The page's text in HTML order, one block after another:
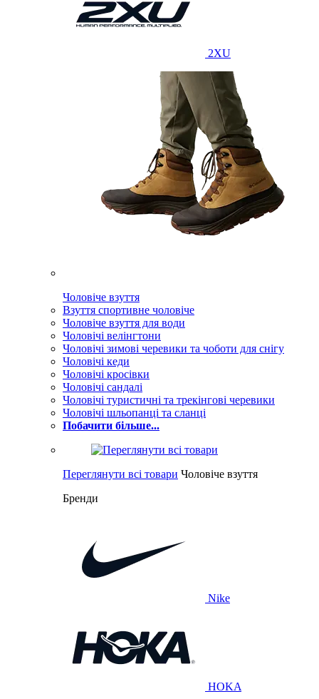
2XU
Чоловіче взуття
Взуття спортивне чоловіче
Чоловіче взуття для води
Чоловічі велінгтони
Чоловічі зимові черевики та чоботи для снігу
Чоловічі кеди
Чоловічі кросівки
Чоловічі сандалі
Чоловічі туристичні та трекінгові черевики
Чоловічі шльопанці та сланці
Побачити більше...
Переглянути всі товари Чоловіче взуття
Бренди
Nike
HOKA